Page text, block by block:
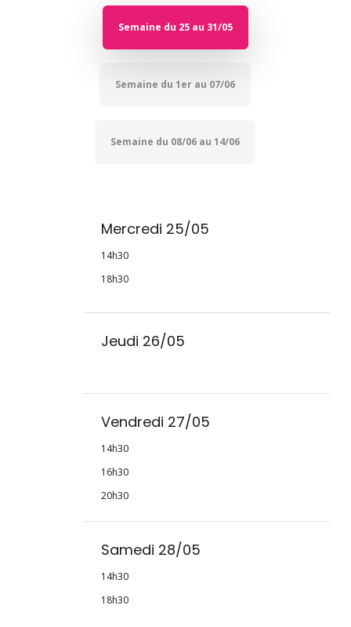
Semaine du 25 au 31/05
Semaine du 1er au 07/06
Semaine du 08/06 au 14/06
Mercredi 25/05
14h30
18h30
Jeudi 26/05
Vendredi 27/05
14h30
16h30
20h30
Samedi 28/05
14h30
18h30